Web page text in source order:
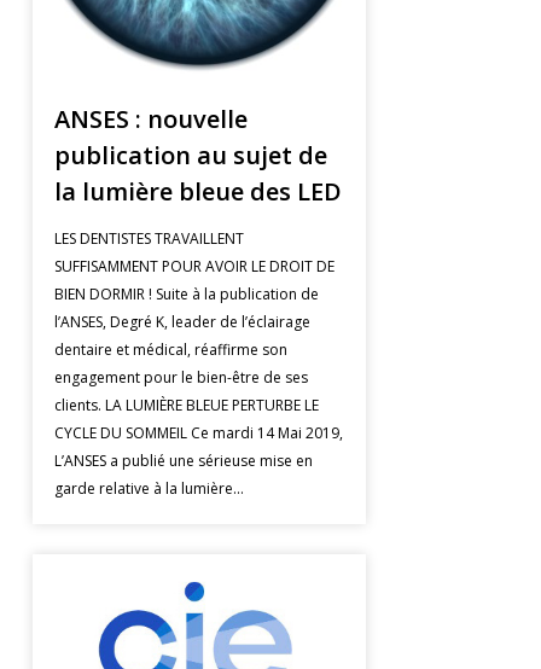
ANSES : nouvelle
publication au sujet de
la lumière bleue des LED
LES DENTISTES TRAVAILLENT
SUFFISAMMENT POUR AVOIR LE DROIT DE
BIEN DORMIR ! Suite à la publication de
l’ANSES, Degré K, leader de l’éclairage
dentaire et médical, réaffirme son
engagement pour le bien-être de ses
clients. LA LUMIÈRE BLEUE PERTURBE LE
CYCLE DU SOMMEIL Ce mardi 14 Mai 2019,
L’ANSES a publié une sérieuse mise en
garde relative à la lumière…